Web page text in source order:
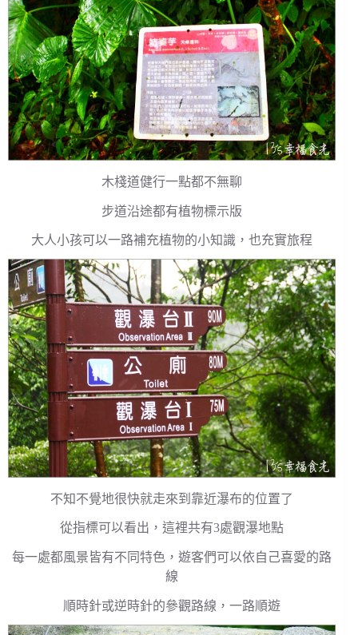
木棧道健行一點都不無聊
步道沿途都有植物標示版
大人小孩可以一路補充植物的小知識，也充實旅程
不知不覺地很快就走來到靠近瀑布的位置了
從指標可以看出，這裡共有3處觀瀑地點
每一處都風景皆有不同特色，遊客們可以依自己喜愛的路
線
順時針或逆時針的參觀路線，一路順遊